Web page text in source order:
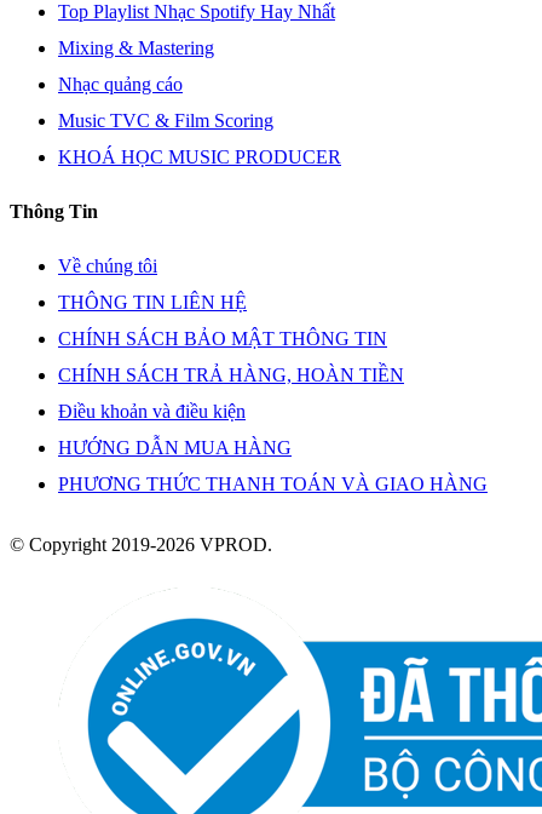
Top Playlist Nhạc Spotify Hay Nhất
Mixing & Mastering
Nhạc quảng cáo
Music TVC & Film Scoring
KHOÁ HỌC MUSIC PRODUCER
Thông Tin
Về chúng tôi
THÔNG TIN LIÊN HỆ
CHÍNH SÁCH BẢO MẬT THÔNG TIN
CHÍNH SÁCH TRẢ HÀNG, HOÀN TIỀN
Điều khoản và điều kiện
HƯỚNG DẪN MUA HÀNG
PHƯƠNG THỨC THANH TOÁN VÀ GIAO HÀNG
© Copyright 2019-2026 VPROD.